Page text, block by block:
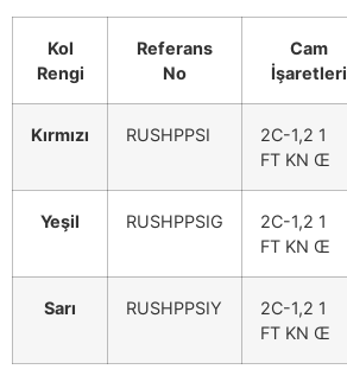
Kol
Rengi
Referans
No
Cam
İşaretleri
Kırmızı RUSHPPSI
2C-1,2 1
FT KN Œ
Yeşil RUSHPPSIG
2C-1,2 1
FT KN Œ
Sarı RUSHPPSIY
2C-1,2 1
FT KN Œ